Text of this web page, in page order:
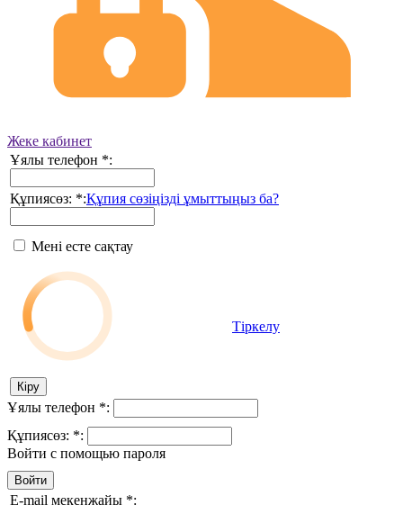
Жеке кабинет
Ұялы телефон *:
Құпиясөз: *:Құпия сөзіңізді ұмыттыңыз ба?
Мені есте сақтау
Тіркелу
Ұялы телефон *:
Құпиясөз: *:
Войти с помощью пароля
E-mail мекенжайы *: